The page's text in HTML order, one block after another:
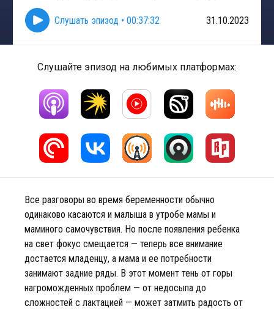
Слушать эпизод • 00:37:32 31.10.2023
Слушайте эпизод на любимых платформах:
Все разговоры во время беременности обычно
одинаково касаются и малыша в утробе мамы и
маминого самочувствия. Но после появления ребенка
на свет фокус смещается — теперь все внимание
достается младенцу, а мама и ее потребности
занимают задние ряды. В этот момент тень от горы
нагроможденных проблем — от недосыпа до
сложностей с лактацией — может затмить радость от